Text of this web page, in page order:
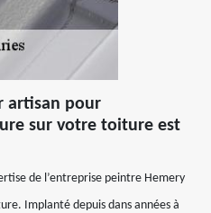
artisan pour
sur votre toiture est
de l’entreprise peintre Hemery
Implanté depuis dans années à